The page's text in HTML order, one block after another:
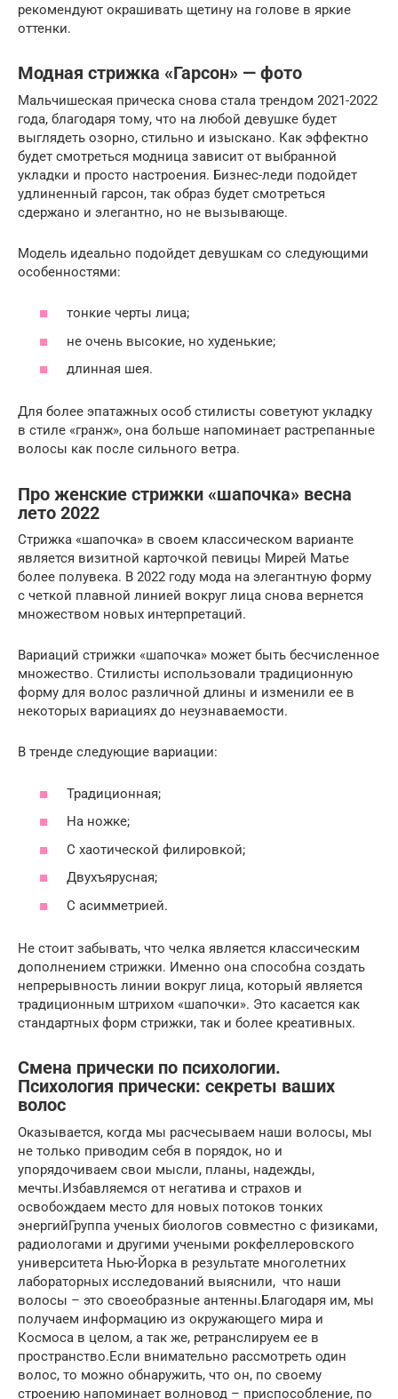
рекомендуют окрашивать щетину на голове в яркие
оттенки.
Модная стрижка «Гарсон» — фото
Мальчишеская прическа снова стала трендом 2021-2022
года, благодаря тому, что на любой девушке будет
выглядеть озорно, стильно и изыскано. Как эффектно
будет смотреться модница зависит от выбранной
укладки и просто настроения. Бизнес-леди подойдет
удлиненный гарсон, так образ будет смотреться
сдержано и элегантно, но не вызывающе.
Модель идеально подойдет девушкам со следующими
особенностями:
тонкие черты лица;
не очень высокие, но худенькие;
длинная шея.
Для более эпатажных особ стилисты советуют укладку
в стиле «гранж», она больше напоминает растрепанные
волосы как после сильного ветра.
Про женские стрижки «шапочка» весна
лето 2022
Стрижка «шапочка» в своем классическом варианте
является визитной карточкой певицы Мирей Матье
более полувека. В 2022 году мода на элегантную форму
с четкой плавной линией вокруг лица снова вернется
множеством новых интерпретаций.
Вариаций стрижки «шапочка» может быть бесчисленное
множество. Стилисты использовали традиционную
форму для волос различной длины и изменили ее в
некоторых вариациях до неузнаваемости.
В тренде следующие вариации:
Традиционная;
На ножке;
С хаотической филировкой;
Двухъярусная;
С асимметрией.
Не стоит забывать, что челка является классическим
дополнением стрижки. Именно она способна создать
непрерывность линии вокруг лица, который является
традиционным штрихом «шапочки». Это касается как
стандартных форм стрижки, так и более креативных.
Смена прически по психологии.
Психология прически: секреты ваших
волос
Оказывается, когда мы расчесываем наши волосы, мы
не только приводим себя в порядок, но и
упорядочиваем свои мысли, планы, надежды,
мечты.Избавляемся от негатива и страхов и
освобождаем место для новых потоков тонких
энергийГруппа ученых биологов совместно с физиками,
радиологами и другими учеными рокфеллеровского
университета Нью-Йорка в результате многолетних
лабораторных исследований выяснили, что наши
волосы – это своеобразные антенны.Благодаря им, мы
получаем информацию из окружающего мира и
Космоса в целом, а так же, ретранслируем ее в
пространство.Если внимательно рассмотреть один
волос, то можно обнаружить, что он, по своему
строению напоминает волновод – приспособление, по